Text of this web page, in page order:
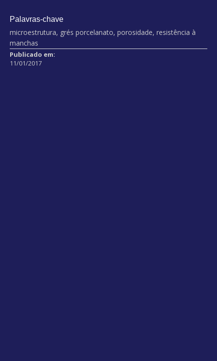
Palavras-chave
microestrutura, grés porcelanato, porosidade, resistência à
manchas
Publicado em:
11/01/2017